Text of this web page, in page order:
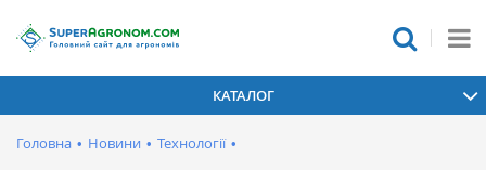
КАТАЛОГ
Головна • Новини • Технології •